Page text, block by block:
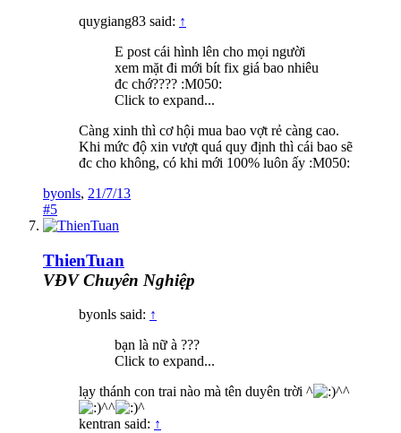
quygiang83 said: ↑
E post cái hình lên cho mọi người
xem mặt đi mới bít fix giá bao nhiêu
đc chớ???? :M050:
Click to expand...
Càng xinh thì cơ hội mua bao vợt rẻ càng cao.
Khi mức độ xin vượt quá quy định thì cái bao sẽ
đc cho không, có khi mới 100% luôn ấy :M050:
byonls, 21/7/13
#5
ThienTuan
VĐV Chuyên Nghiệp
byonls said: ↑
bạn là nữ à ???
Click to expand...
lạy thánh con trai nào mà tên duyên trời ^
^^
^^
^
kentran said: ↑